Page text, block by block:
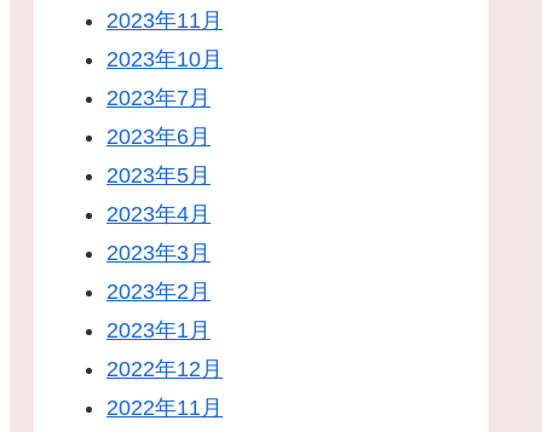
2023年11月
2023年10月
2023年7月
2023年6月
2023年5月
2023年4月
2023年3月
2023年2月
2023年1月
2022年12月
2022年11月